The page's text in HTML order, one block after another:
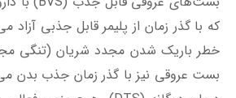
engineered Stent)